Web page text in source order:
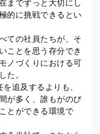
までずっと大切にし
的に挑戦できるとい
ての社員たちが、そ
ことを思う存分でき
ノづくりにおける可
た。
追及するよりも、
が多く、誰もがのび
とができる環境で